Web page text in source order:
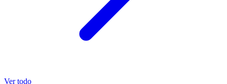
Ver todo